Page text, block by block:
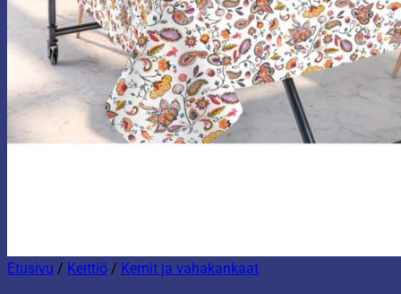
Etusivu / Keittiö / Kernit ja vahakankaat